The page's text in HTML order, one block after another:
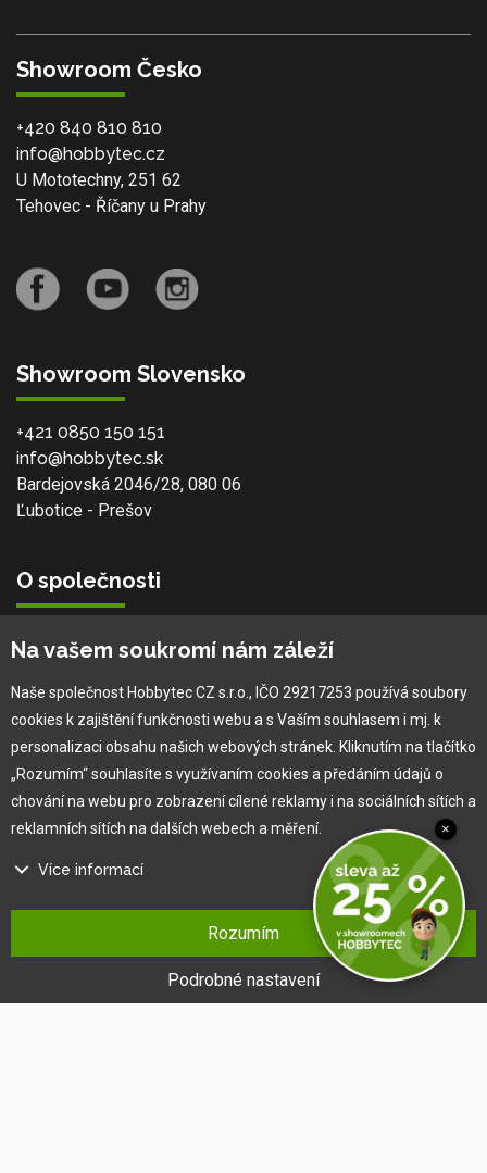
Showroom Česko
+420 840 810 810
info@hobbytec.cz
U Mototechny, 251 62
Tehovec - Říčany u Prahy
Showroom Slovensko
+421 0850 150 151
info@hobbytec.sk
Bardejovská 2046/28, 080 06
Ľubotice - Prešov
O společnosti
Vlastní výroba
Náš tým
O nás
Pro zákazníka
Obchodní podmínky
Jak na reklamaci
Na vašem soukromí nám záleží
Naše společnost Hobbytec CZ s.r.o., IČO 29217253 používá soubory
cookies k zajištění funkčnosti webu a s Vaším souhlasem i mj. k
personalizaci obsahu našich webových stránek. Kliknutím na tlačítko
„Rozumím“ souhlasíte s využívaním cookies a předáním údajů o
chování na webu pro zobrazení cílené reklamy i na sociálních sítích a
reklamních sítích na dalších webech a měření.
Více informací
Na našem webu používáme několik druhů kategorií cookies:
Ty jsou nezbytně nutné pro fungování webu a jeho funkcí, které se
rozhodnete využívat. Bez nich by náš web nefungoval, např. by nebylo
Rozumím
Podrobné nastavení
×